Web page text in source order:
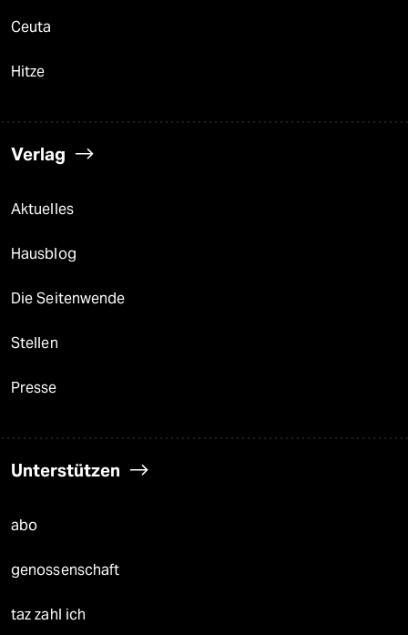
Ceuta
Hitze
Verlag
Aktuelles
Hausblog
Die Seitenwende
Stellen
Presse
Unterstützen
abo
genossenschaft
taz zahl ich